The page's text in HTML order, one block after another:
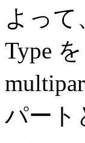
よって
Type
パート